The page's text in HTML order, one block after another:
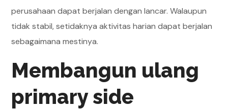
perusahaan dapat berjalan dengan lancar. Walaupun
tidak stabil, setidaknya aktivitas harian dapat berjalan
sebagaimana mestinya.
Membangun ulang
primary side